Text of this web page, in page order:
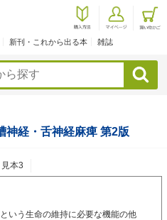
新刊・これから出る本 雑誌
検索
神経・舌神経麻痺 第2版
見本3
いう生命の維持に必要な機能の他